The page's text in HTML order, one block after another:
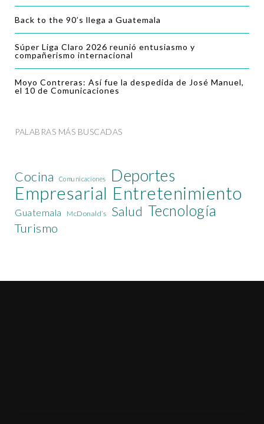
Back to the 90’s llega a Guatemala
Súper Liga Claro 2026 reunió entusiasmo y
compañerismo internacional
Moyo Contreras: Así fue la despedida de José Manuel,
el 10 de Comunicaciones
PALABRAS MÁS BUSCADAS
Cocina Comunicaciones Deportes
Empresarial Entretenimiento
Guatemala McDonald’s Salud Tecnología
Turismo